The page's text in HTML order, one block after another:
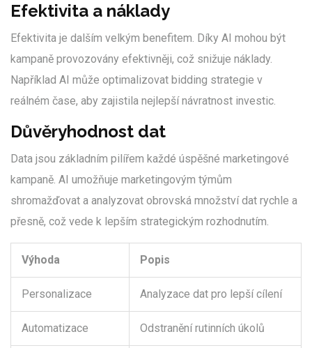
Efektivita a náklady
Efektivita je dalším velkým benefitem. Díky AI mohou být
kampaně provozovány efektivněji, což snižuje náklady.
Například AI může optimalizovat bidding strategie v
reálném čase, aby zajistila nejlepší návratnost investic.
Důvěryhodnost dat
Data jsou základním pilířem každé úspěšné marketingové
kampaně. AI umožňuje marketingovým týmům
shromažďovat a analyzovat obrovská množství dat rychle a
přesně, což vede k lepším strategickým rozhodnutím.
Výhoda Popis
Personalizace Analyzace dat pro lepší cílení
Automatizace Odstranění rutinních úkolů